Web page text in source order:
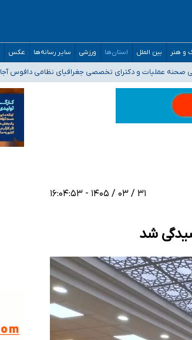
و هنر بین الملل استان‌ها ورزشی سایر رسانه‌ها عکس
صحنه عملیات و دکترای تخصصی جغرافیای نظامی دافوس آجا
بالاتر از آستانه هشدار
۳۱ / ۰۳ / ۱۴۰۵ - ۱۶:۰۴:۵۳